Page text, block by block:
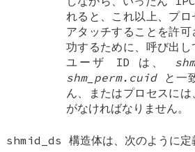
れると、これ以上、プ
アタッチすることを許
功するために、呼び出
ユーザ ID は、
shm_perm.cuidと一
ん、またはプロセスに
がなければなりません。
shmid_ds 構造体は、次のように